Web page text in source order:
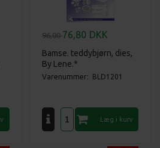
96,0076,80 DKK
Bamse. teddybjørn, dies,
By Lene.*
Varenummer: BLD1201